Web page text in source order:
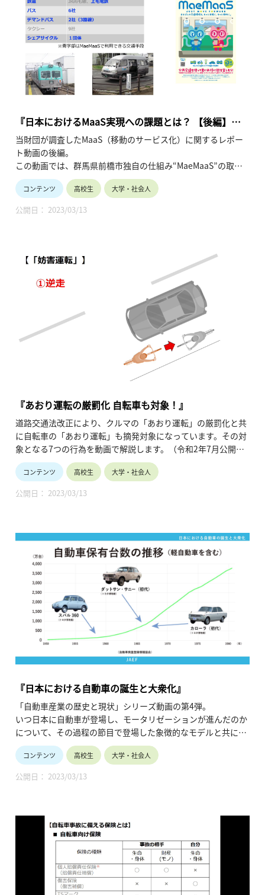
『日本におけるMaaS実現への課題とは？ 【後編】日
本における取り組み状況と課題』
当財団が調査したMaaS（移動のサービス化）に関するレポー
ト動画の後編。
この動画では、群馬県前橋市独自の仕組み“MaeMaaS”の取材
等を踏まえ、日本でのMaaS普及への課題について深堀してい
ます。
MaaSを都市の交通渋滞解消、地方における移動手段の確保と
いった社会問題に対する解決策とするためには、何が必要なの
コンテンツ 高校生 大学・社会人
公開日： 2023/03/13
『あおり運転の厳罰化 自転車も対象！』
道路交通法改正により、クルマの「あおり運転」の厳罰化と共
に自転車の「あおり運転」も摘発対象になっています。その対
象となる7つの行為を動画で解説します。（令和2年7月公開、3
分5秒）
コンテンツ 高校生 大学・社会人
公開日： 2023/03/13
『日本における自動車の誕生と大衆化』
「自動車産業の歴史と現状」シリーズ動画の第4弾。
いつ日本に自動車が登場し、モータリゼーションが進んだのか
について、その過程の節目で登場した象徴的なモデルと共に紹
介しています。（令和2年10月公開、5分49秒）
コンテンツ 高校生 大学・社会人
公開日： 2023/03/13